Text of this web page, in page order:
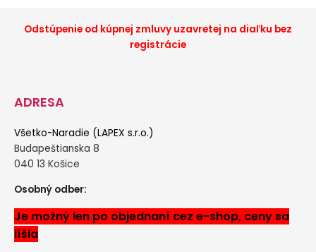
Odstúpenie od kúpnej zmluvy uzavretej na diaľku bez
registrácie
ADRESA
Všetko-Naradie (LAPEX s.r.o.)
Budapeštianska 8
040 13 Košice
Osobný odber:
Je možný len po objednaní cez e-shop, ceny sa
líšia